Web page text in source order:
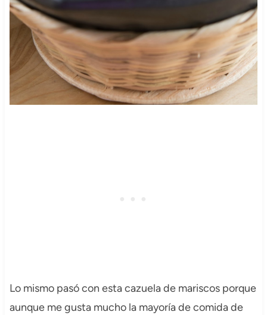
Lo mismo pasó con esta cazuela de mariscos porque
aunque me gusta mucho la mayoría de comida de